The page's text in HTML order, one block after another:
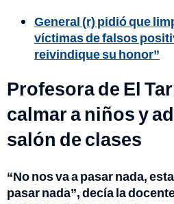
General (r) pidió que
víctimas de falsos
reivindique su honor”
Profesora de El
calmar a niños y
salón de clases
“No nos va a pasar nada,
pasar nada”, decía la